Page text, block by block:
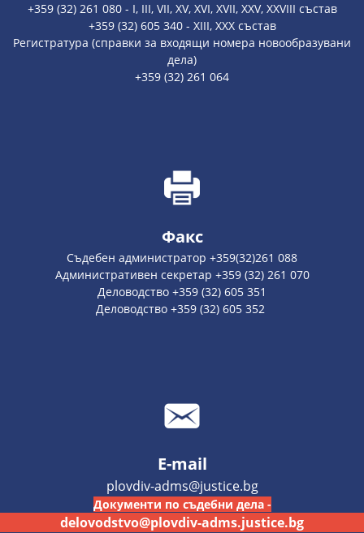
+359 (32) 261 080 - I, III, VII, XV, XVI, XVII, XXV, XXVIII състав
+359 (32) 605 340 - XIII, XXX състав
Регистратура (справки за входящи номера новообразувани
дела)
+359 (32) 261 064
Факс
Съдебен администратор +359(32)261 088
Административен секретар +359 (32) 261 070
Деловодство +359 (32) 605 351
Деловодство +359 (32) 605 352
E-mail
plovdiv-adms@justice.bg
Документи по съдебни дела -
delovodstvo@plovdiv-adms.justice.bg